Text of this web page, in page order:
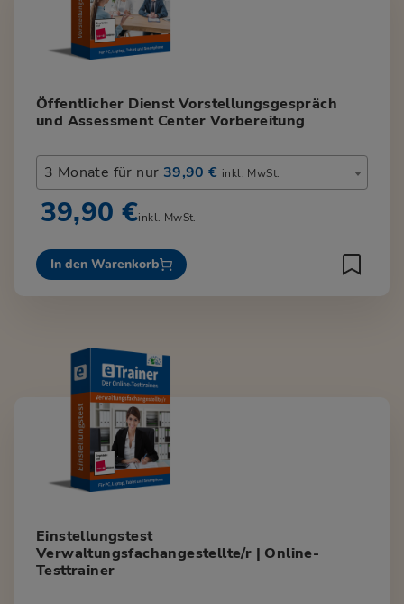
Öffentlicher Dienst Vorstellungsgespräch
und Assessment Center Vorbereitung
3 Monate für nur 39,90 € inkl. MwSt.
39,90 €inkl. MwSt.
In den Warenkorb
Einstellungstest
Verwaltungsfachangestellte/r | Online-
Testtrainer